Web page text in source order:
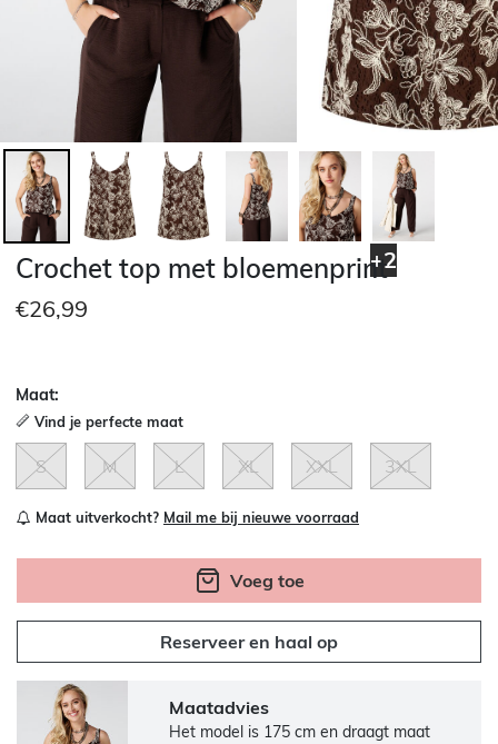
+2
Crochet top met bloemenprint
€26,99
Maat:
Vind je perfecte maat
S M L XL XXL 3XL
Maat uitverkocht? Mail me bij nieuwe voorraad
Voeg toe
Reserveer en haal op
Maatadvies
Het model is 175 cm en draagt maat